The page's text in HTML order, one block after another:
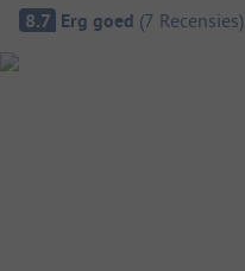
Camping overzicht
8.7 Erg goed (7 Recensies)